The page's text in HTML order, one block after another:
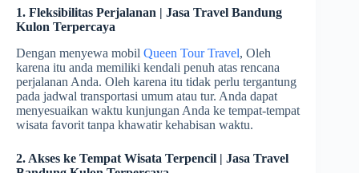
1. Fleksibilitas Perjalanan | Jasa Travel Bandung
Kulon Terpercaya
Dengan menyewa mobil Queen Tour Travel, Oleh
karena itu anda memiliki kendali penuh atas rencana
perjalanan Anda. Oleh karena itu tidak perlu tergantung
pada jadwal transportasi umum atau tur. Anda dapat
menyesuaikan waktu kunjungan Anda ke tempat-tempat
wisata favorit tanpa khawatir kehabisan waktu.
2. Akses ke Tempat Wisata Terpencil | Jasa Travel